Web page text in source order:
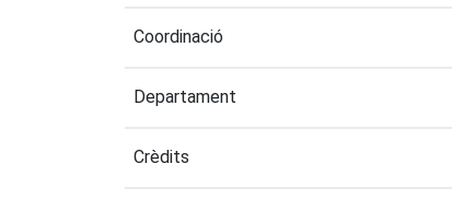
Coordinació
Departament
Crèdits